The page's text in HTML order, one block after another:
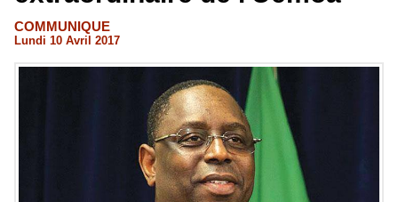
COMMUNIQUE
Lundi 10 Avril 2017